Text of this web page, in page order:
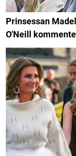
Prinsessan
O'Neill